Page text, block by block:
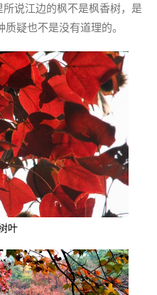
说江边的枫不是枫香树，是
疑也不是没有道理的。
叶